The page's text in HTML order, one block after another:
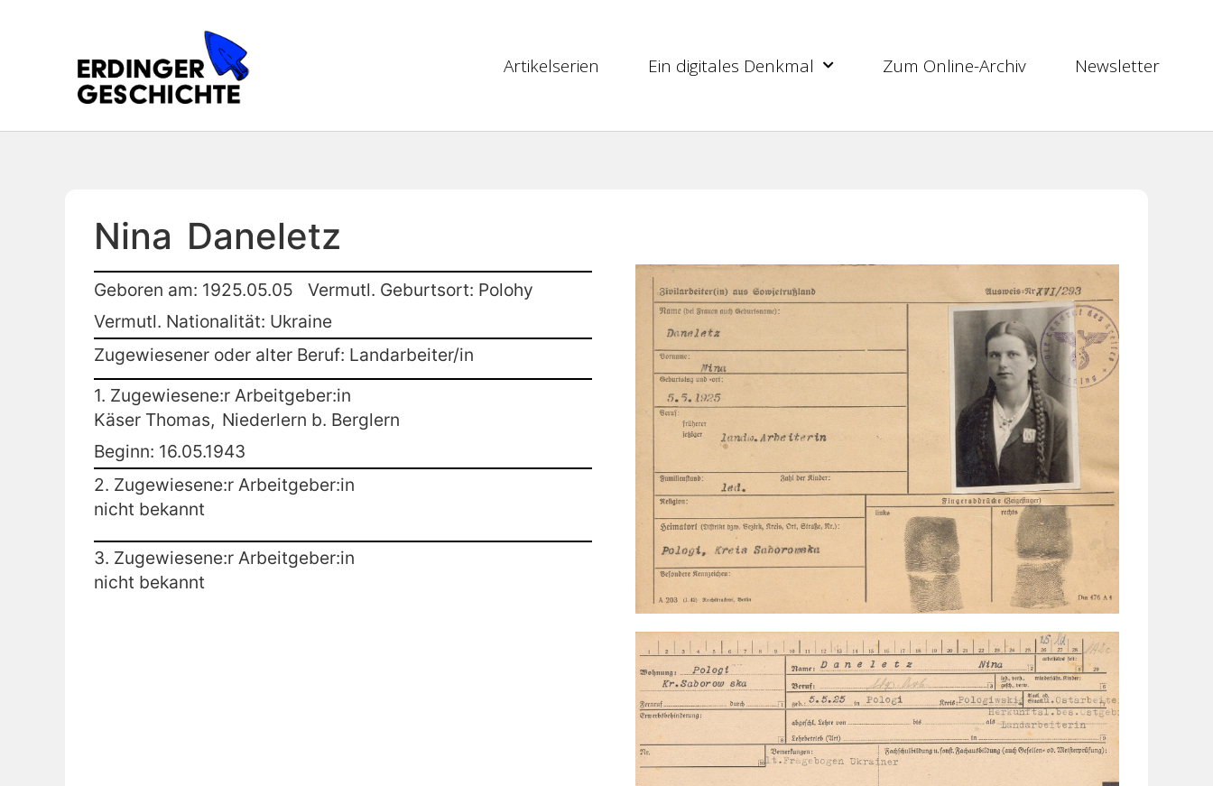
Artikelserien Ein digitales Denkmal Zum Online-Archiv Newsletter
Nina Daneletz
Geboren am: 1925.05.05
Vermutl. Geburtsort: Polohy
Vermutl. Nationalität: Ukraine
Zugewiesener oder alter Beruf: Landarbeiter/in
1. Zugewiesene:r Arbeitgeber:in
Käser Thomas, Niederlern b. Berglern
Beginn: 16.05.1943
2. Zugewiesene:r Arbeitgeber:in
nicht bekannt
3. Zugewiesene:r Arbeitgeber:in
nicht bekannt